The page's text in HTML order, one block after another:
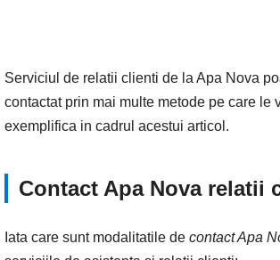
Serviciul de relatii clienti de la Apa Nova
contactat prin mai multe metode pe care le
exemplifica in cadrul acestui articol.
Contact Apa Nova relatii
Iata care sunt modalitatile de contact Apa